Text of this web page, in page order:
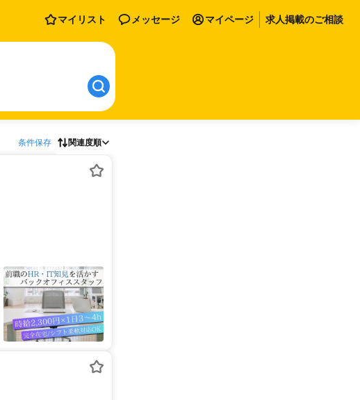
マイリスト メッセージ マイページ 求人掲載のご相談
条件保存 関連度順